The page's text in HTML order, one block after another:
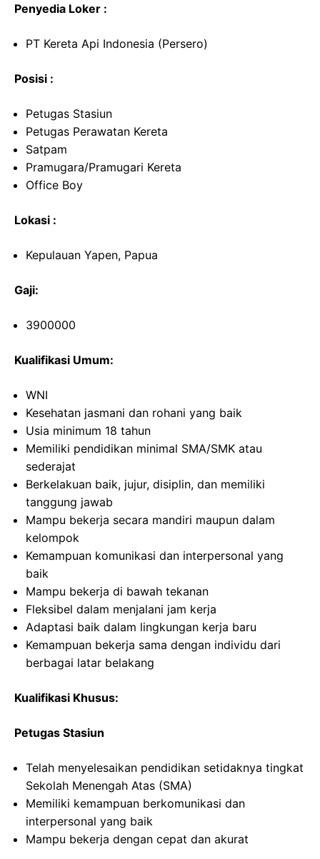
Penyedia Loker :
PT Kereta Api Indonesia (Persero)
Posisi :
Petugas Stasiun
Petugas Perawatan Kereta
Satpam
Pramugara/Pramugari Kereta
Office Boy
Lokasi :
Kepulauan Yapen, Papua
Gaji:
3900000
Kualifikasi Umum:
WNI
Kesehatan jasmani dan rohani yang baik
Usia minimum 18 tahun
Memiliki pendidikan minimal SMA/SMK atau
sederajat
Berkelakuan baik, jujur, disiplin, dan memiliki
tanggung jawab
Mampu bekerja secara mandiri maupun dalam
kelompok
Kemampuan komunikasi dan interpersonal yang
baik
Mampu bekerja di bawah tekanan
Fleksibel dalam menjalani jam kerja
Adaptasi baik dalam lingkungan kerja baru
Kemampuan bekerja sama dengan individu dari
berbagai latar belakang
Kualifikasi Khusus:
Petugas Stasiun
Telah menyelesaikan pendidikan setidaknya tingkat
Sekolah Menengah Atas (SMA)
Memiliki kemampuan berkomunikasi dan
interpersonal yang baik
Mampu bekerja dengan cepat dan akurat